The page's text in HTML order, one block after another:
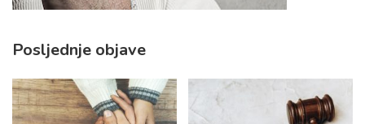
Posljednje objave